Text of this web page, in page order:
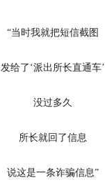
“当时我就把短信截图
发给了‘派出所长直通车’
没过多久
所长就回了信息
说这是一条诈骗信息”